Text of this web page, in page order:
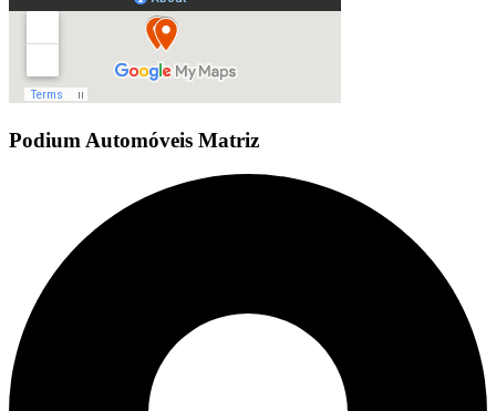
Podium Automóveis Matriz